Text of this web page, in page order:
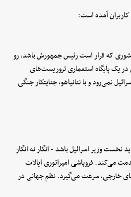
آمده است:‌
که قرار است رئیس جمهورش باشد، رو
یک پایگاه استعماری تروریست‌های
نمی‌رود و با نتانیاهو، جنایتکار جنگی
نخست وزیر اسرائیل باشد - انگار نه انگار
می‌کند. فروپاشی امپراتوری ایالات
خارجی، سرعت می‌گیرد. نظم جهانی در